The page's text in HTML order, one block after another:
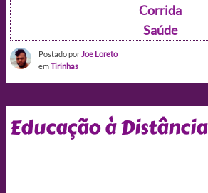
Corrida
Saúde
Postado por Joe Loreto
emTirinhas
Educação à Distância